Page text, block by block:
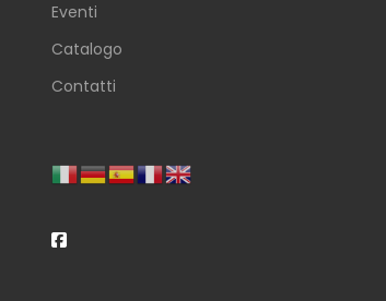
Eventi
Catalogo
Contatti